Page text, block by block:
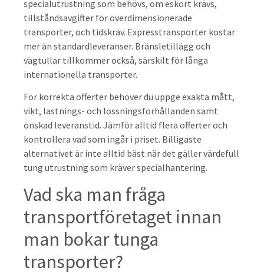
specialutrustning som behövs, om eskort krävs,
tillståndsavgifter för överdimensionerade
transporter, och tidskrav. Expresstransporter kostar
mer än standardleveranser. Bränsletillägg och
vägtullar tillkommer också, särskilt för långa
internationella transporter.
För korrekta offerter behöver du uppge exakta mått,
vikt, lastnings- och lossningsförhållanden samt
önskad leveranstid. Jämför alltid flera offerter och
kontrollera vad som ingår i priset. Billigaste
alternativet är inte alltid bäst när det gäller värdefull
tung utrustning som kräver specialhantering.
Vad ska man fråga
transportföretaget innan
man bokar tunga
transporter?